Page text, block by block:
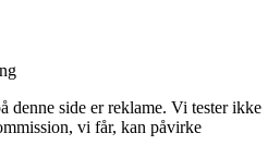
denne side er reklame. Vi tester ikke
vi får, kan påvirke